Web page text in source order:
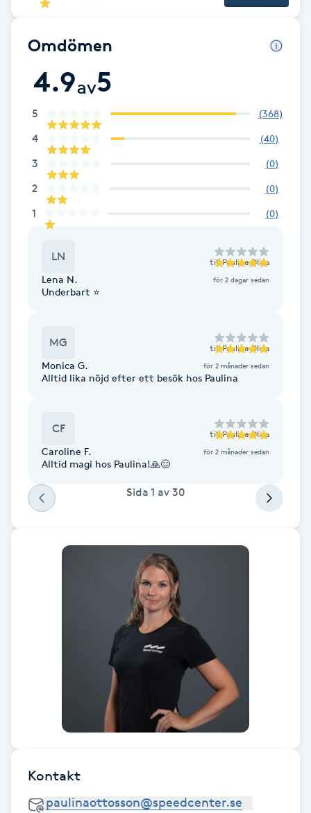
Diamantslipning
Enzympeeling
Extensions
Extensions borttagning
Eyeliner-tatuering
Faceliftmassage
Fettreducering
Fotsvamp
Fransförlängning Megavolym
Omdömen
4.9av5
5 (368)
4 (40)
3 (0)
2 (0)
1 (0)
LN till Paulina Oliva
Lena N. för 2 dagar sedan
Underbart ⭐️
MG till Paulina Oliva
Monica G. för 2 månader sedan
Alltid lika nöjd efter ett besök hos Paulina
CF till Paulina Oliva
Caroline F. för 2 månader sedan
Alltid magi hos Paulina!🙏😊
Sida 1 av 30
Kontakt